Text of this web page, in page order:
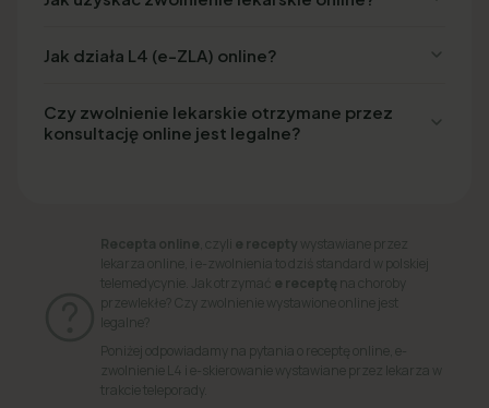
Jak działa L4 (e-ZLA) online?
Czy zwolnienie lekarskie otrzymane przez
konsultację online jest legalne?
Recepta online , czyli e recepty wystawiane przez
lekarza online, i e-zwolnienia to dziś standard w polskiej
telemedycynie. Jak otrzymać e receptę na choroby
przewlekłe? Czy zwolnienie wystawione online jest
legalne?
Poniżej odpowiadamy na pytania o receptę online, e-
zwolnienie L4 i e-skierowanie wystawiane przez lekarza w
trakcie teleporady.